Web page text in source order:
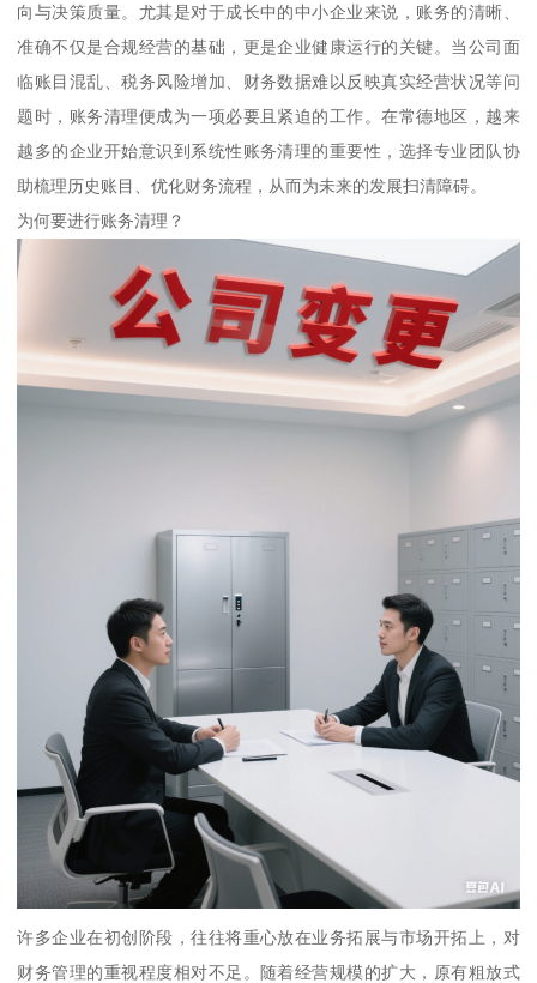
向与决策质量。尤其是对于成长中的中小企业来说，账务的清晰、
准确不仅是合规经营的基础，更是企业健康运行的关键。当公司面
临账目混乱、税务风险增加、财务数据难以反映真实经营状况等问
题时，账务清理便成为一项必要且紧迫的工作。在常德地区，越来
越多的企业开始意识到系统性账务清理的重要性，选择专业团队协
助梳理历史账目、优化财务流程，从而为未来的发展扫清障碍。
为何要进行账务清理？
许多企业在初创阶段，往往将重心放在业务拓展与市场开拓上，对
财务管理的重视程度相对不足。随着经营规模的扩大，原有粗放式